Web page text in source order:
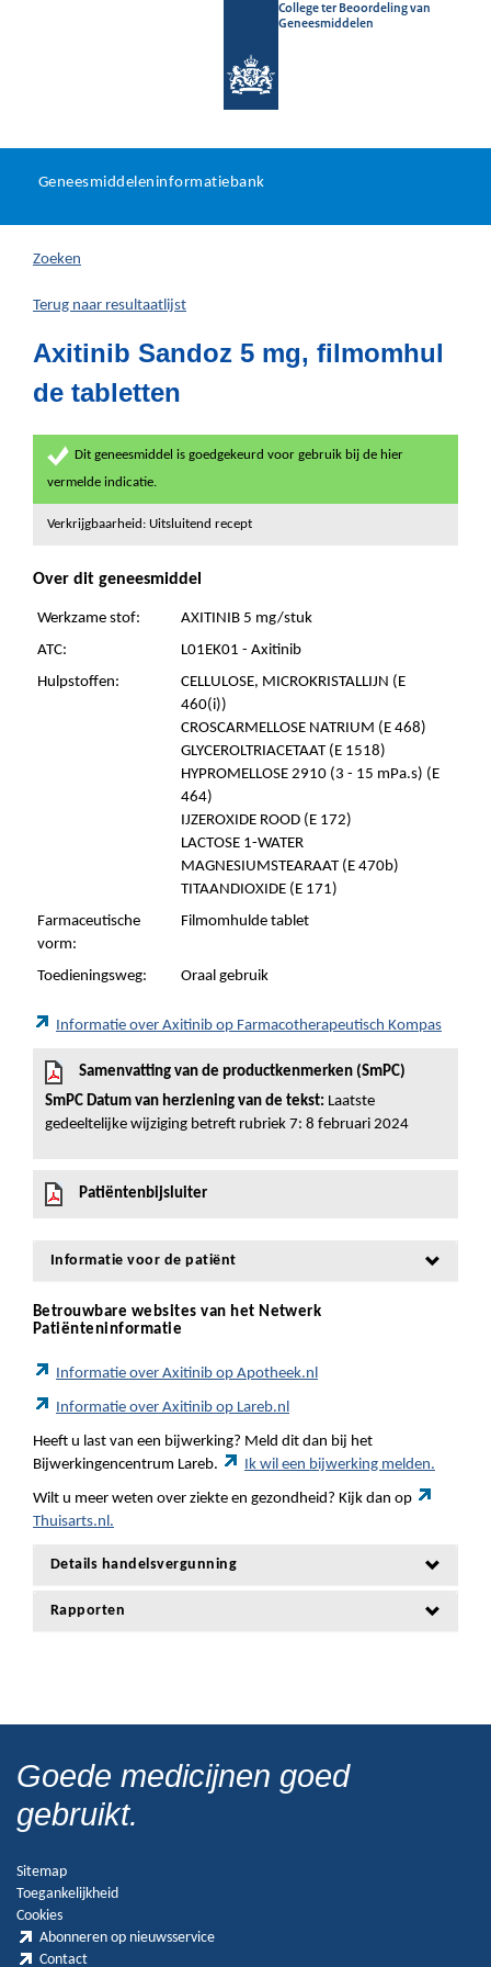
College ter Beoordeling van
Geneesmiddelen
U
hier:
Geneesmiddeleninformatiebank
Zoeken
Terug naar resultaatlijst
Axitinib Sandoz 5 mg, filmomhul
de tabletten
Dit geneesmiddel is goedgekeurd voor gebruik bij de hier
vermelde indicatie.
Verkrijgbaarheid: Uitsluitend recept
Over dit geneesmiddel
Werkzame stof:
AXITINIB 5 mg/stuk
ATC:
L01EK01 - Axitinib
Hulpstoffen:
CELLULOSE, MICROKRISTALLIJN (E
460(i))
CROSCARMELLOSE NATRIUM (E 468)
GLYCEROLTRIACETAAT (E 1518)
HYPROMELLOSE 2910 (3 - 15 mPa.s) (E
464)
IJZEROXIDE ROOD (E 172)
LACTOSE 1-WATER
MAGNESIUMSTEARAAT (E 470b)
TITAANDIOXIDE (E 171)
Farmaceutische
vorm:
Filmomhulde tablet
Toedieningsweg: Oraal gebruik
Informatie over Axitinib op Farmacotherapeutisch Kompas
Samenvatting van de productkenmerken (SmPC)
SmPC Datum van herziening van de tekst: Laatste
gedeeltelijke wijziging betreft rubriek 7: 8 februari 2024
Patiëntenbijsluiter
Informatie voor de patiënt
Betrouwbare websites van het Netwerk
Patiënteninformatie
Informatie over Axitinib op Apotheek.nl
Informatie over Axitinib op Lareb.nl
Heeft u last van een bijwerking? Meld dit dan bij het
Bijwerkingencentrum Lareb.
Ik wil een bijwerking melden.
Wilt u meer weten over ziekte en gezondheid? Kijk dan op
Thuisarts.nl.
Details handelsvergunning
Rapporten
Goede medicijnen goed
gebruikt.
Sitemap
Toegankelijkheid
Cookies
Abonneren op nieuwsservice
Contact